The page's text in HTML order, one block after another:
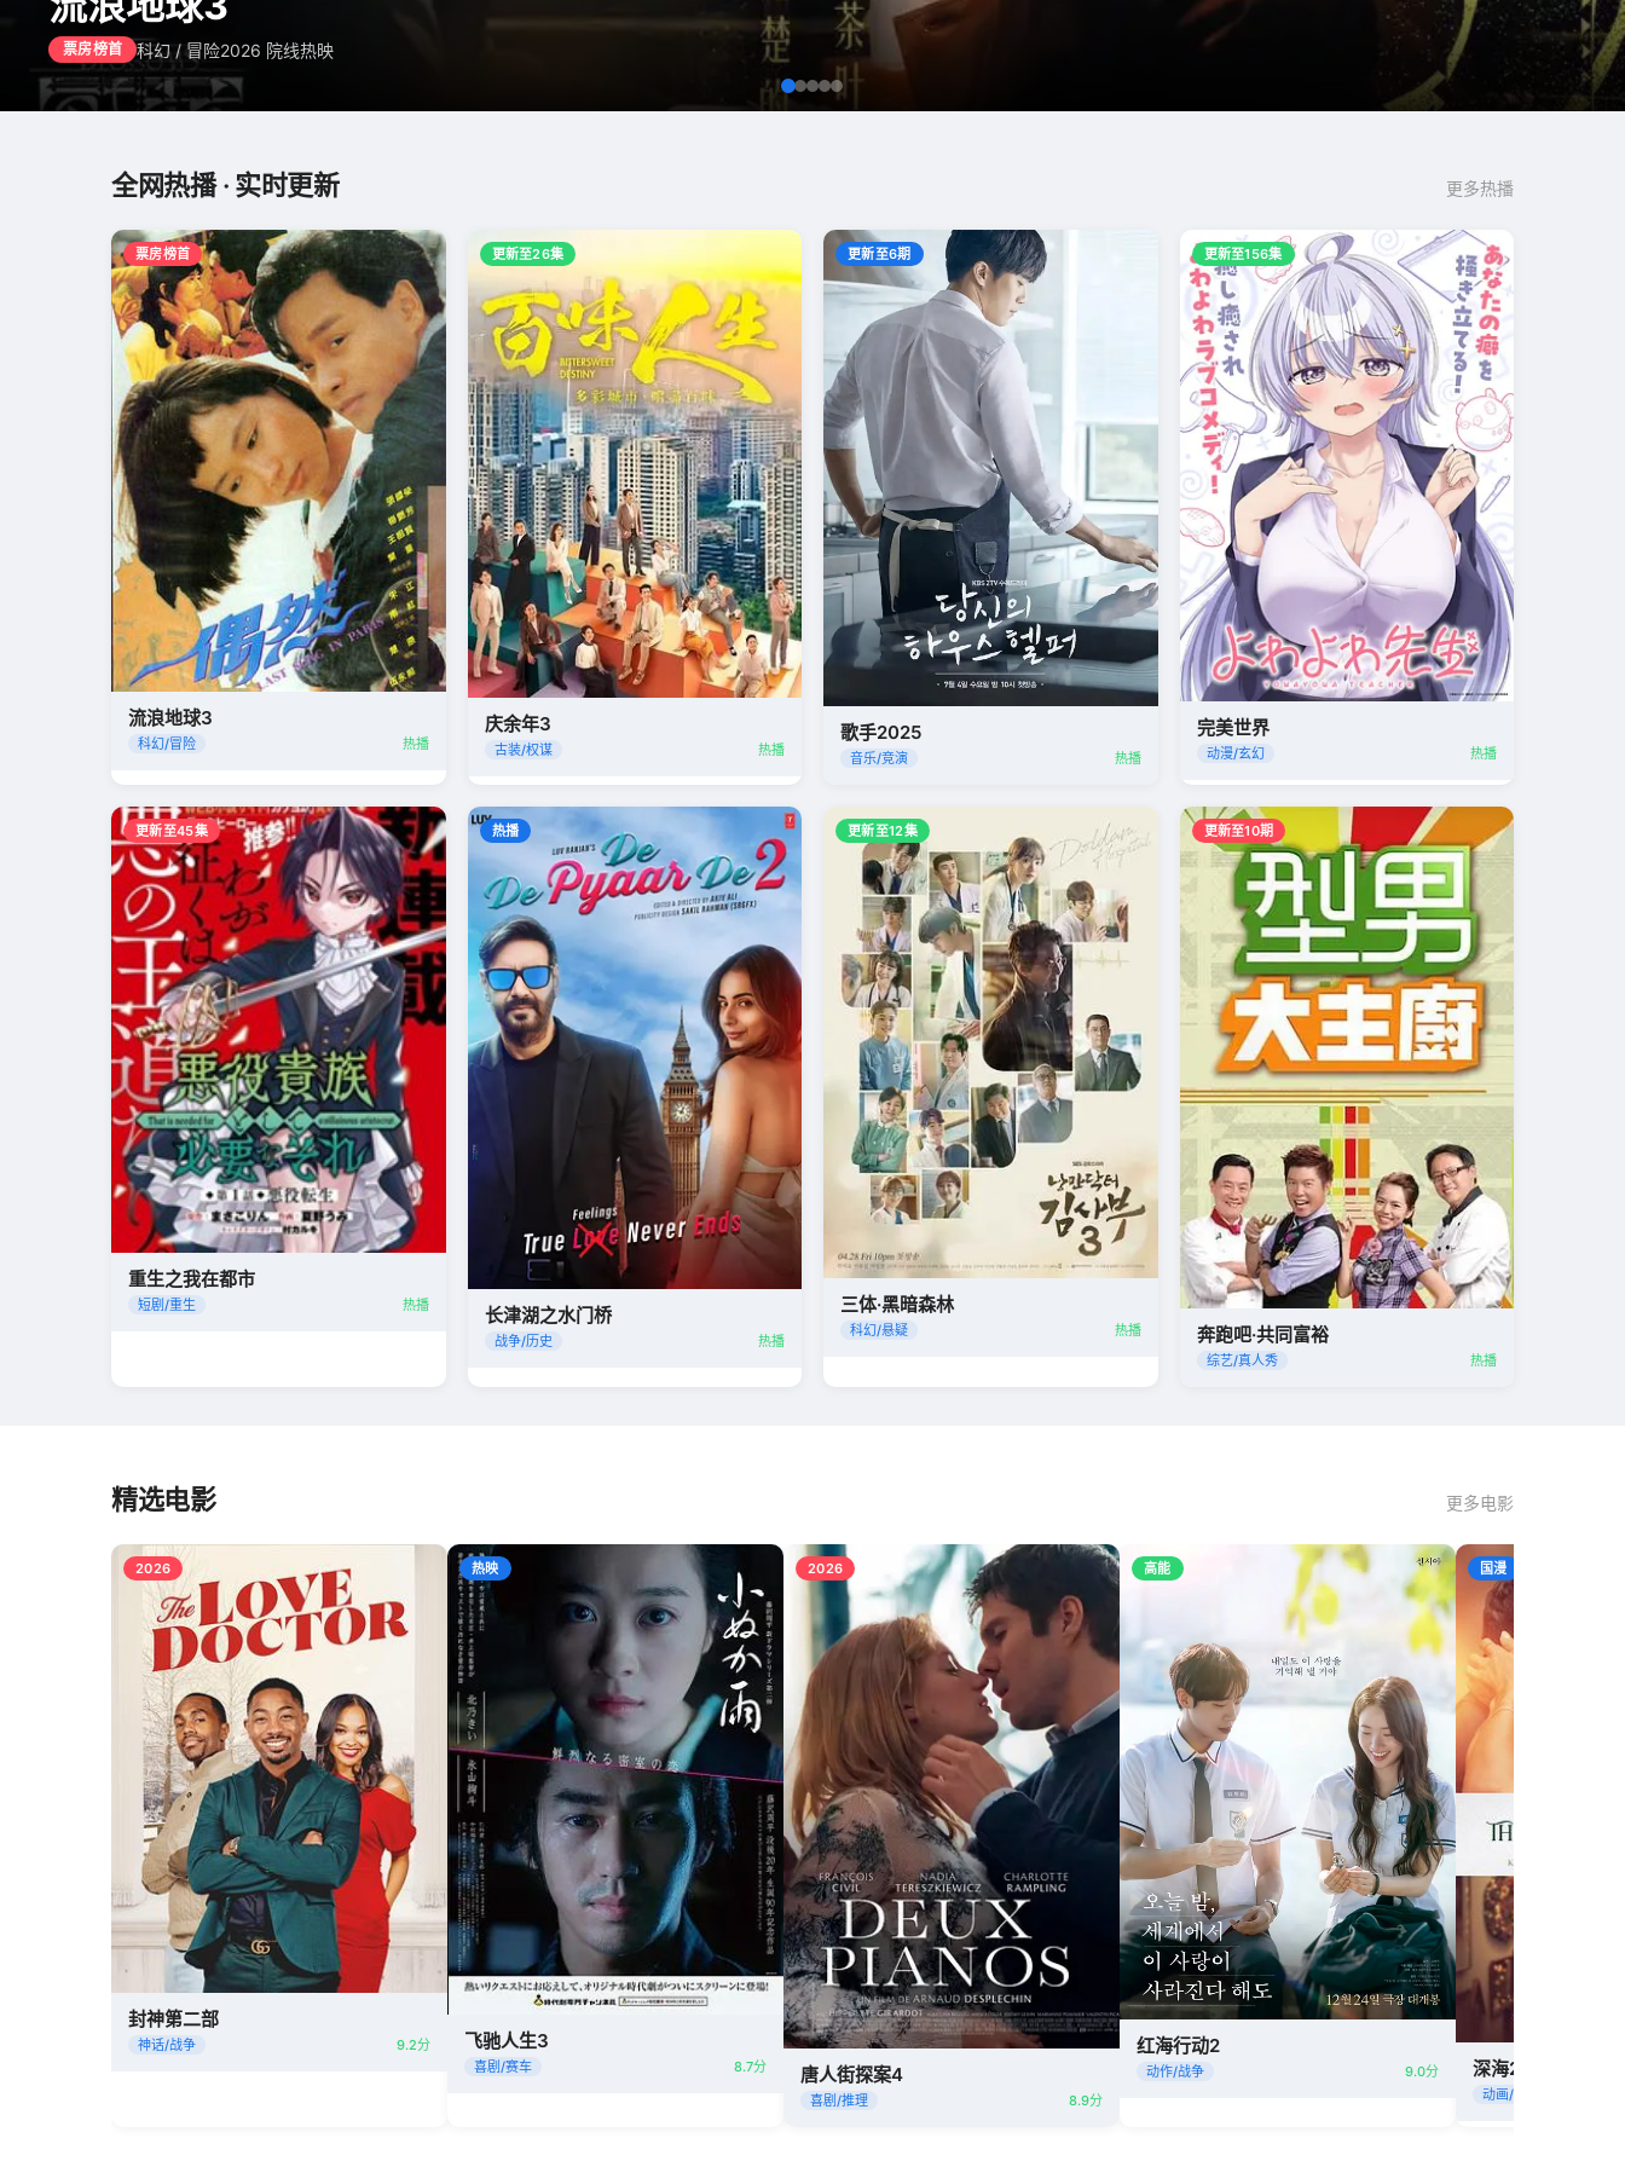
票房榜首 科幻 / 冒险2026 院线热映
全网热播 · 实时更新 更多热播
票房榜首
流浪地球3
科幻/冒险 热播
更新至26集
庆余年3
古装/权谋 热播
更新至6期
歌手2025
音乐/竞演 热播
更新至156集
完美世界
动漫/玄幻 热播
更新至45集
重生之我在都市
短剧/重生 热播
热播
长津湖之水门桥
战争/历史 热播
更新至12集
三体·黑暗森林
科幻/悬疑 热播
更新至10期
奔跑吧·共同富裕
综艺/真人秀 热播
精选电影 更多电影
2026
封神第二部
神话/战争 9.2分
热映
飞驰人生3
喜剧/赛车 8.7分
2026
唐人街探案4
喜剧/推理 8.9分
高能
红海行动2
动作/战争 9.0分
国漫
深海2
动画/奇幻